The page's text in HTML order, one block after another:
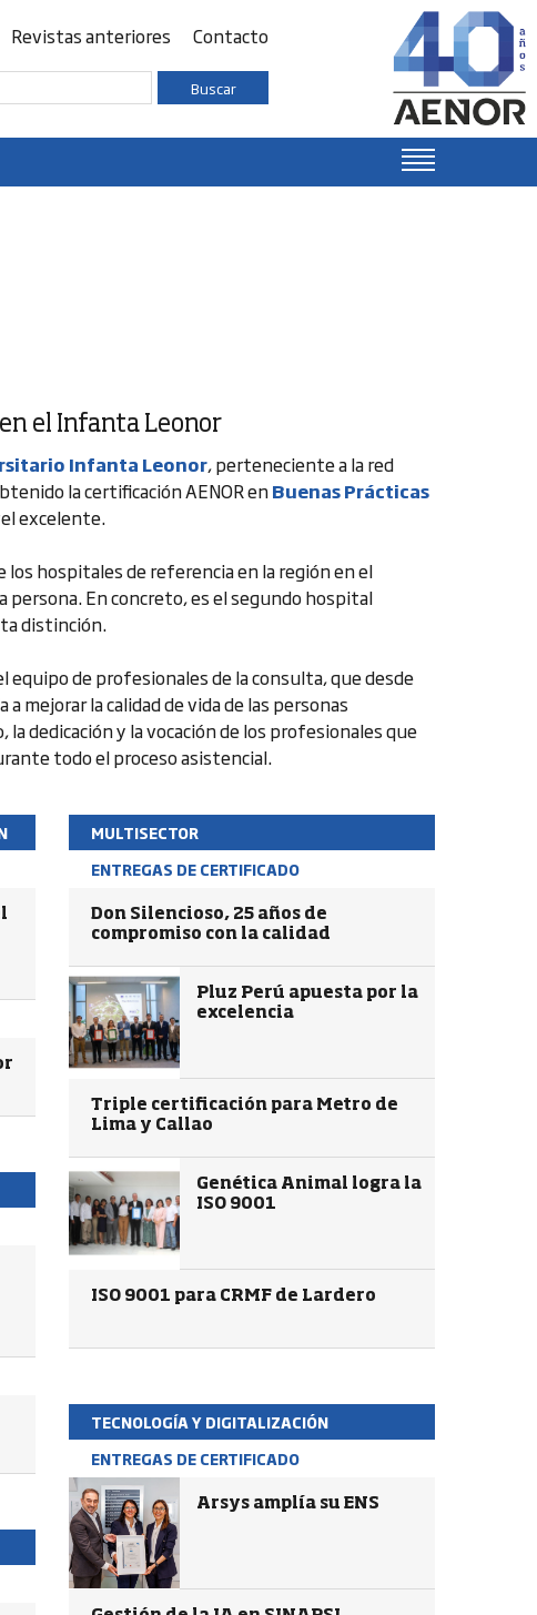
Revistas anteriores Contacto
Buscar
el Infanta Leonor
Infanta Leonor, perteneciente a la red
la certificación AENOR enBuenas Prácticas
excelente.
hospitales de referencia en la región en el
persona. En concreto, es el segundo hospital
distinción.
equipo de profesionales de la consulta, que desde
mejorar la calidad de vida de las personas
dedicación y la vocación de los profesionales que
todo el proceso asistencial.
MULTISECTOR
ENTREGAS DE CERTIFICADO
Don Silencioso, 25 años de
compromiso con la calidad
Pluz Perú apuesta por la
excelencia
Triple certificación para Metro de
Lima y Callao
Genética Animal logra la
ISO 9001
ISO 9001 para CRMF de Lardero
TECNOLOGÍA Y DIGITALIZACIÓN
ENTREGAS DE CERTIFICADO
Arsys amplía su ENS